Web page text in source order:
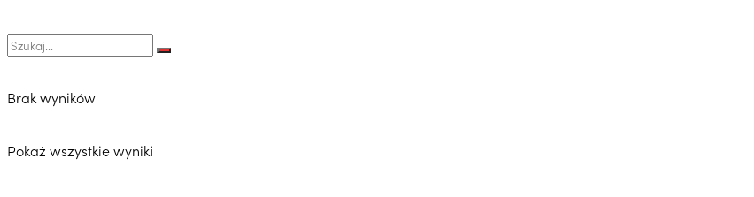
Brak wyników
Pokaż wszystkie wyniki